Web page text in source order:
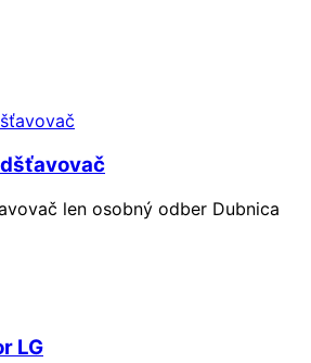
len osobný odber Dubnica
LG